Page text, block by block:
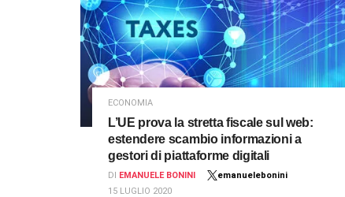
ECONOMIA
L’UE prova la stretta fiscale sul web:
estendere scambio informazioni a
gestori di piattaforme digitali
DI EMANUELE BONINI
emanuelebonini
15 LUGLIO 2020